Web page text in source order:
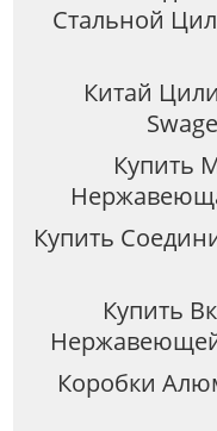
Стальной
Китай
Купить
Купить
Купить
Коробки